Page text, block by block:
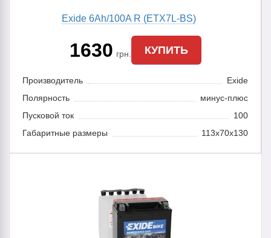
Exide 6Ah/100A R (ETX7L-BS)
1630 грн. КУПИТЬ
Производитель
Exide
Полярность
минус-плюс
Пусковой ток
100
Габаритные размеры
113x70x130